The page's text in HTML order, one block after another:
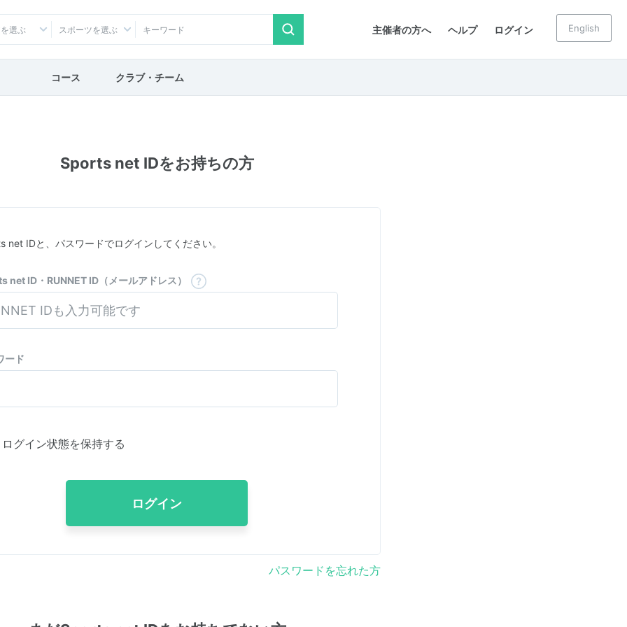
主催者の方へ ヘルプ ログイン
選ぶ スポーツを選ぶ English
コース クラブ・チーム
Sports net IDをお持ちの方
net IDと、パスワードでログインしてください。
net ID・RUNNET ID（メールアドレス）
ード
ログイン状態を保持する
ログイン
パスワードを忘れた方